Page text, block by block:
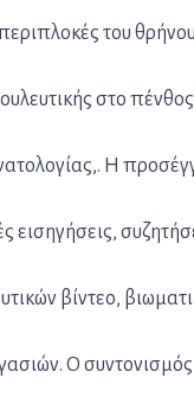
του
στο
Η
βίντεο,
Ο